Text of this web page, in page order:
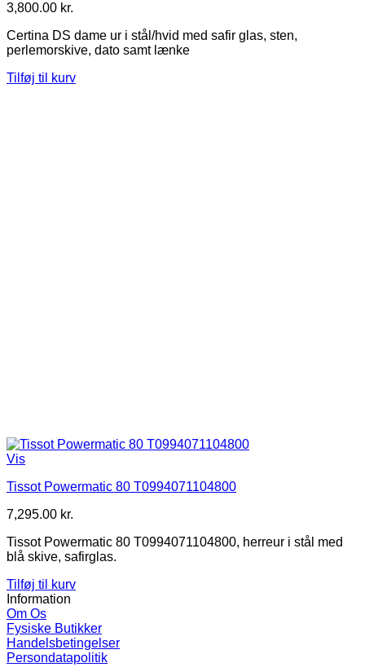
3,800.00 kr.
Certina DS dame ur i stål/hvid med safir glas, sten,
perlemorskive, dato samt lænke
Tilføj til kurv
Vis
Tissot Powermatic 80 T0994071104800
7,295.00 kr.
Tissot Powermatic 80 T0994071104800, herreur i stål med
blå skive, safirglas.
Tilføj til kurv
Information
Om Os
Fysiske Butikker
Handelsbetingelser
Persondatapolitik